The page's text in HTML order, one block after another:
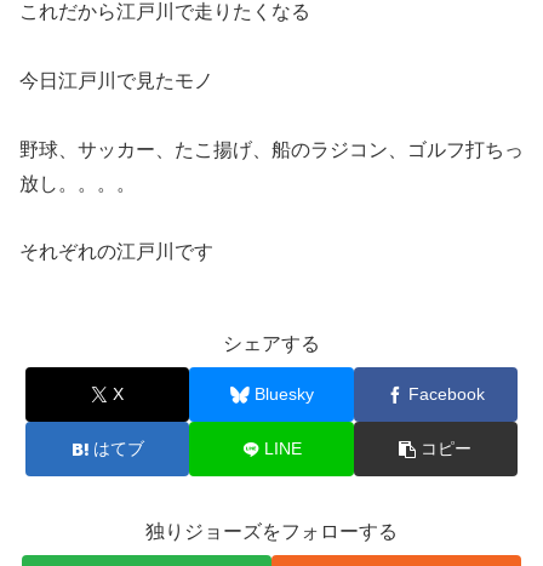
これだから江戸川で走りたくなる
今日江戸川で見たモノ
野球、サッカー、たこ揚げ、船のラジコン、ゴルフ打ちっ
放し。。。。
それぞれの江戸川です
シェアする
X Bluesky Facebook
はてブ LINE コピー
独りジョーズをフォローする